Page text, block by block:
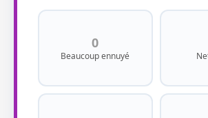
0
Beaucoup ennuyé